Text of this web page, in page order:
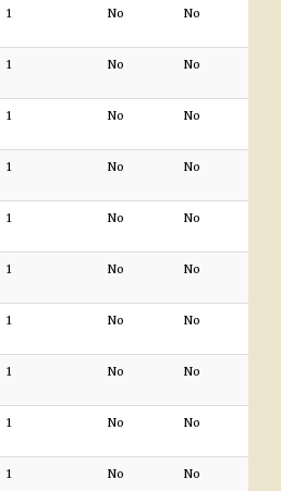
1 No No
1 No No
1 No No
1 No No
1 No No
1 No No
1 No No
1 No No
1 No No
1 No No